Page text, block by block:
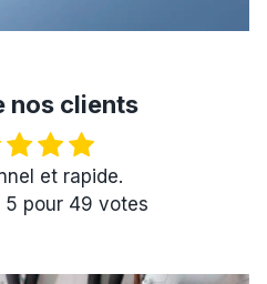
nos clients
et rapide.
5 pour 49 votes